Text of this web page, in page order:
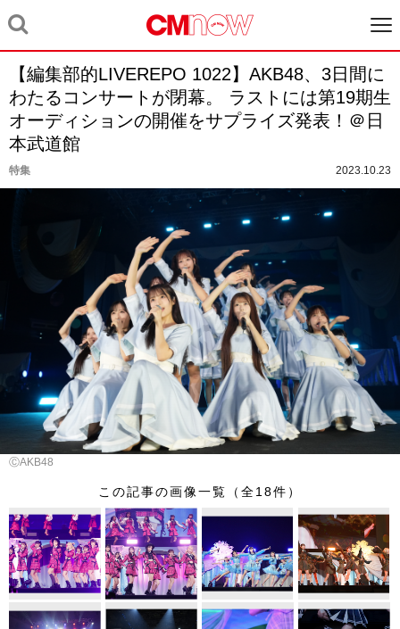
【編集部的LIVEREPO 1022】AKB48、3日間に
わたるコンサートが閉幕。 ラストには第19期生
オーディションの開催をサプライズ発表！＠日
本武道館
特集 2023.10.23
ⒸAKB48
この記事の画像一覧（全18件）